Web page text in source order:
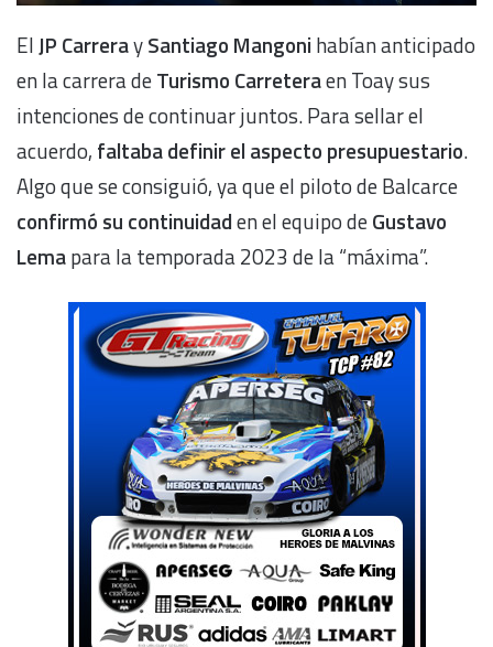
ElJP CarreraySantiago Mangoni habían anticipado
en la carrera deTurismo Carreteraen Toay sus
intenciones de continuar juntos. Para sellar el
acuerdo, faltaba definir el aspecto presupuestario.
Algo que se consiguió, ya que el piloto de Balcarce
confirmó su continuidaden el equipo deGustavo
Lemapara la temporada 2023 de la “máxima”.